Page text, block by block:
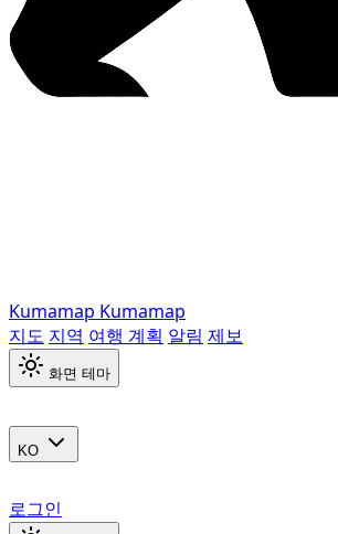
Kumamap Kumamap
지도 지역 여행 계획 알림 제보
화면 테마
KO
로그인